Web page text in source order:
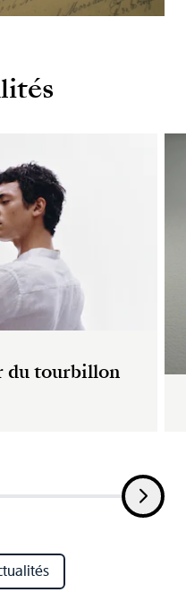
du tourbillon